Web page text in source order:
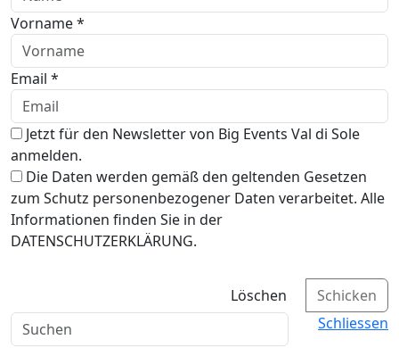
Vorname *
Email *
Jetzt für den Newsletter von Big Events Val di Sole
anmelden.
Die Daten werden gemäß den geltenden Gesetzen
zum Schutz personenbezogener Daten verarbeitet. Alle
Informationen finden Sie in der
DATENSCHUTZERKLÄRUNG.
Löschen
Schicken
Schliessen